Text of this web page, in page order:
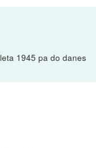
1945 pa do danes